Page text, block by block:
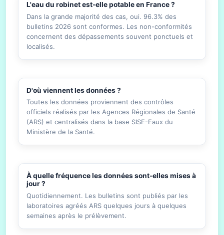
L'eau du robinet est-elle potable en France ?
Dans la grande majorité des cas, oui. 96.3% des
bulletins 2026 sont conformes. Les non-conformités
concernent des dépassements souvent ponctuels et
localisés.
D'où viennent les données ?
Toutes les données proviennent des contrôles
officiels réalisés par les Agences Régionales de Santé
(ARS) et centralisés dans la base SISE-Eaux du
Ministère de la Santé.
À quelle fréquence les données sont-elles mises à
jour ?
Quotidiennement. Les bulletins sont publiés par les
laboratoires agréés ARS quelques jours à quelques
semaines après le prélèvement.